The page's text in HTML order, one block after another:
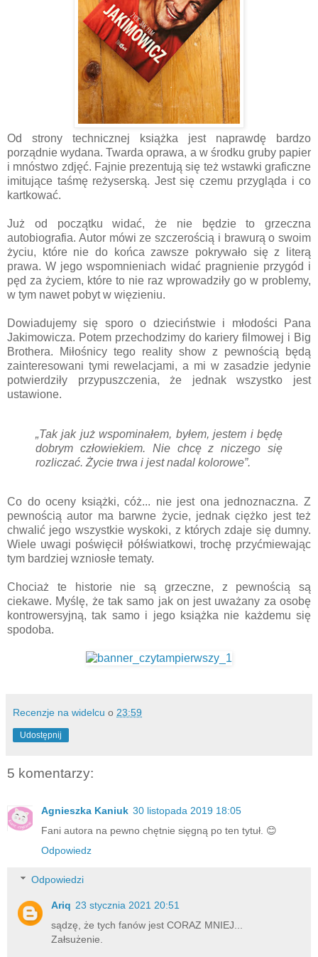
Od strony technicznej książka jest naprawdę bardzo
porządnie wydana. Twarda oprawa, a w środku gruby papier
i mnóstwo zdjęć. Fajnie prezentują się też wstawki graficzne
imitujące taśmę reżyserską. Jest się czemu przygląda i co
kartkować.
Już od początku widać, że nie będzie to grzeczna
autobiografia. Autor mówi ze szczerością i brawurą o swoim
życiu, które nie do końca zawsze pokrywało się z literą
prawa. W jego wspomnieniach widać pragnienie przygód i
pęd za życiem, które to nie raz wprowadziły go w problemy,
w tym nawet pobyt w więzieniu.
Dowiadujemy się sporo o dzieciństwie i młodości Pana
Jakimowicza. Potem przechodzimy do kariery filmowej i Big
Brothera. Miłośnicy tego reality show z pewnością będą
zainteresowani tymi rewelacjami, a mi w zasadzie jedynie
potwierdziły przypuszczenia, że jednak wszystko jest
ustawione.
„Tak jak już wspominałem, byłem, jestem i będę
dobrym człowiekiem. Nie chcę z niczego się
rozliczać. Życie trwa i jest nadal kolorowe”.
Co do oceny książki, cóż... nie jest ona jednoznaczna. Z
pewnością autor ma barwne życie, jednak ciężko jest też
chwalić jego wszystkie wyskoki, z których zdaje się dumny.
Wiele uwagi poświęcił półświatkowi, trochę przyćmiewając
tym bardziej wzniosłe tematy.
Chociaż te historie nie są grzeczne, z pewnością są
ciekawe. Myślę, że tak samo jak on jest uważany za osobę
kontrowersyjną, tak samo i jego książka nie każdemu się
spodoba.
Recenzje na widelcu o 23:59
Udostępnij
5 komentarzy:
Agnieszka Kaniuk 30 listopada 2019 18:05
Fani autora na pewno chętnie sięgną po ten tytuł. 😊
Odpowiedz
Odpowiedzi
Ariq 23 stycznia 2021 20:51
sądzę, że tych fanów jest CORAZ MNIEJ...
Załsużenie.